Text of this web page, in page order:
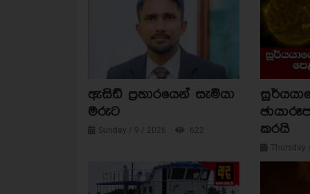
ඇසිඩ් ප්‍රහාරයෙන් සැමියා
මරුට
Sunday / 9 / 2026 622
කරයි